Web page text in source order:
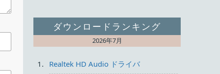
ダウンロードランキング
2026年7月
Realtek HD Audio ドライバ